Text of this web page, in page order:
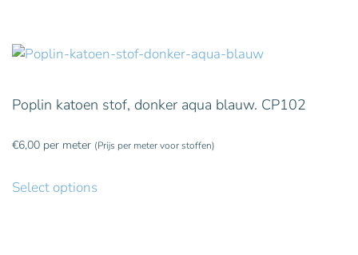
Poplin katoen stof, donker aqua blauw. CP102
€6,00 per meter (Prijs per meter voor stoffen)
Select options